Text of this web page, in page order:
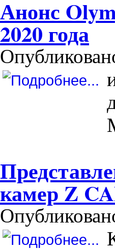
Анонс
2020 года
камер Z